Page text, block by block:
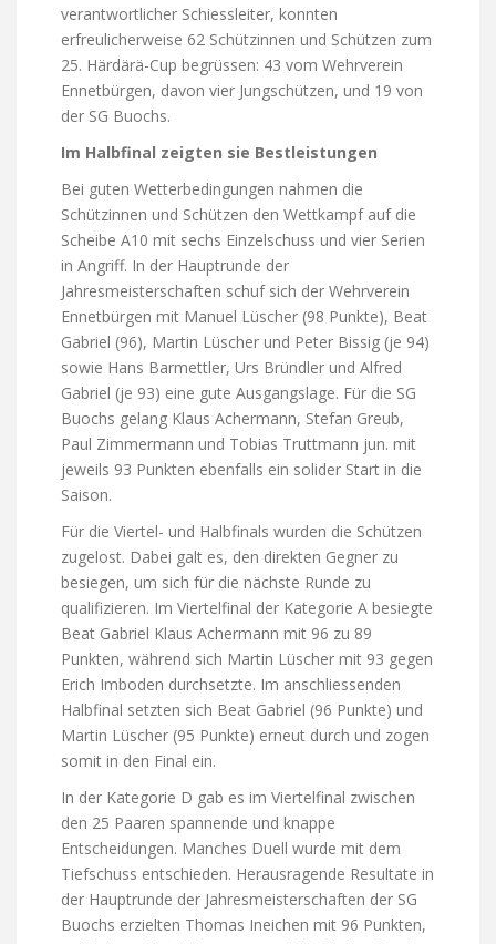
verantwort­licher Schiessleiter, konnten
erfreulicherweise 62 Schützinnen und Schützen zum
25. Härdärä-Cup begrüssen: 43 vom Wehrverein
Ennetbürgen, davon vier Jungschützen, und 19 von
der SG Buochs.
Im Halbfinal zeigten sie Bestleistungen
Bei guten Wetterbedingungen nahmen die
Schützinnen und Schützen den Wettkampf auf die
Scheibe A10 mit sechs Einzelschuss und vier Serien
in Angriff. In der Hauptrunde der
Jahresmeisterschaften schuf sich der Wehrverein
Ennetbürgen mit Manuel Lüscher (98 Punkte), Beat
Gabriel (96), Martin Lüscher und Peter Bissig (je 94)
sowie Hans Barmettler, Urs Bründler und Alfred
Gabriel (je 93) eine gute Ausgangslage. Für die SG
Buochs gelang Klaus Achermann, Stefan Greub,
Paul Zimmermann und Tobias Truttmann jun. mit
jeweils 93 Punkten ebenfalls ein solider Start in die
Saison.
Für die Viertel- und Halb­finals wurden die Schützen
zugelost. Dabei galt es, den direkten Gegner zu
besiegen, um sich für die nächste Runde zu
qualifizieren. Im Viertelfinal der Kategorie A besiegte
Beat Gabriel Klaus Achermann mit 96 zu 89
Punkten, während sich Martin Lüscher mit 93 gegen
Erich Imboden durchsetzte. Im anschliessenden
Halbfinal setzten sich Beat Gabriel (96 Punkte) und
Martin Lüscher (95 Punkte) erneut durch und zogen
somit in den Final ein.
In der Kategorie D gab es im Viertelfinal zwischen
den 25 Paaren spannende und knappe
Entscheidungen. Manches Duell wurde mit dem
Tiefschuss entschieden. Herausragende Resultate in
der Hauptrunde der Jahresmeisterschaften der SG
Buochs erzielten Thomas Ineichen mit 96 Punkten,